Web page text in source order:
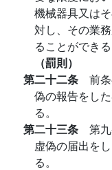
機械器具又は
対し、その業
ることができる
（罰則）
第二十二条 前
偽の報告をし
る。
第二十三条 第
虚偽の届出を
る。